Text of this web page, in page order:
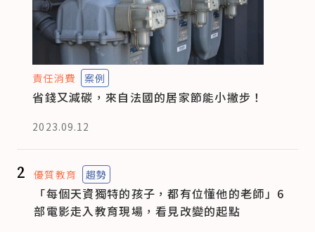
責任消費 案例
省錢又減碳，來自法國的居家節能小撇步！
2023.09.12
2 優質教育 趨勢
「每個天資獨特的孩子，都有位懂他的老師」6
部電影走入教育現場，看見改變的起點